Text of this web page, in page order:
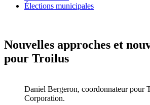
Élections municipales
Nouvelles approches et
pour Troilus
Daniel Bergeron, coordonnateur pour
Corporation.